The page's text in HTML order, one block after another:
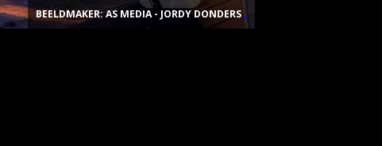
BEELDMAKER: AS MEDIA - JORDY DONDERS .